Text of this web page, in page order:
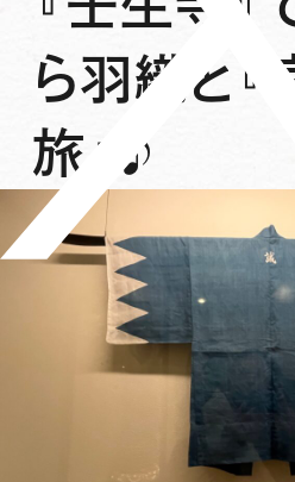
ら羽織と
旅』♪